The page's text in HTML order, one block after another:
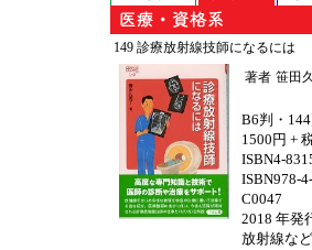
149 診療放射線技師になるには
著者 笹田
B6判・144
1500円 +
ISBN4-
ISBN978-
C0047
2018 年
放射線な